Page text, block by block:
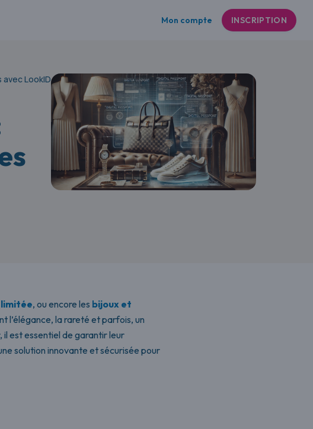
Mon compte INSCRIPTION
LookID
, ou encore les bijoux et
l’élégance, la rareté et parfois, un
il est essentiel de garantir leur
solution innovante et sécurisée pour